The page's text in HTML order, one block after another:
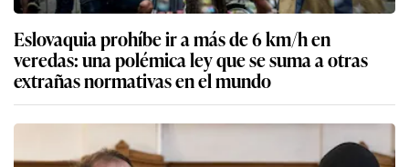
Eslovaquia prohíbe ir a más de 6 km/h en
veredas: una polémica ley que se suma a otras
extrañas normativas en el mundo